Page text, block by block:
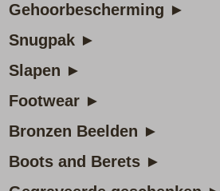
Gehoorbescherming ►
Snugpak ►
Slapen ►
Footwear ►
Bronzen Beelden ►
Boots and Berets ►